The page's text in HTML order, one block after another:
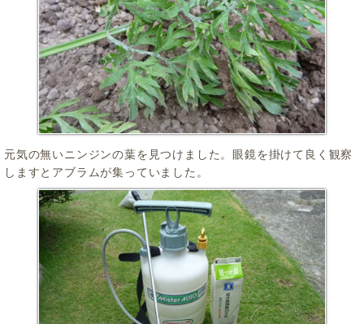
元気の無いニンジンの葉を見つけました。眼鏡を掛けて良く観察
しますとアブラムが集っていました。